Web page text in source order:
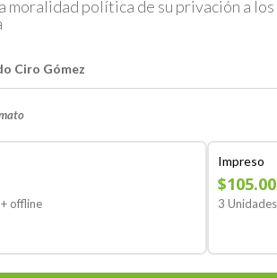
moralidad política de su privación a
Ciro Gómez
offline
Impreso
3